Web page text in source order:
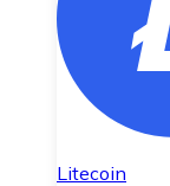
Litecoin